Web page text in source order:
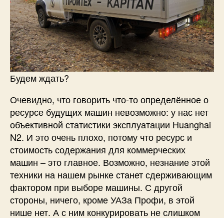
Будем ждать?
Очевидно, что говорить что-то определённое о
ресурсе будущих машин невозможно: у нас нет
объективной статистики эксплуатации Huanghai
N2. И это очень плохо, потому что ресурс и
стоимость содержания для коммерческих
машин – это главное. Возможно, незнание этой
техники на нашем рынке станет сдерживающим
фактором при выборе машины. С другой
стороны, ничего, кроме УАЗа Профи, в этой
нише нет. А с ним конкурировать не слишком